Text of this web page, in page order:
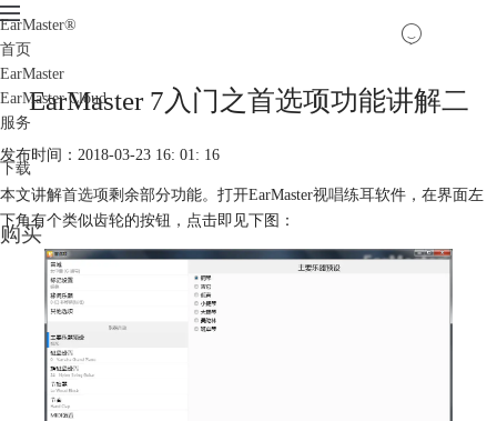
EarMaster®
首页
EarMaster
EarMaster Cloud
服务
下载
购买
EarMaster 7入门之首选项功能讲解二
发布时间：2018-03-23 16: 01: 16
本文讲解首选项剩余部分功能。打开EarMaster视唱练耳软件，在界面左
下角有个类似齿轮的按钮，点击即见下图：